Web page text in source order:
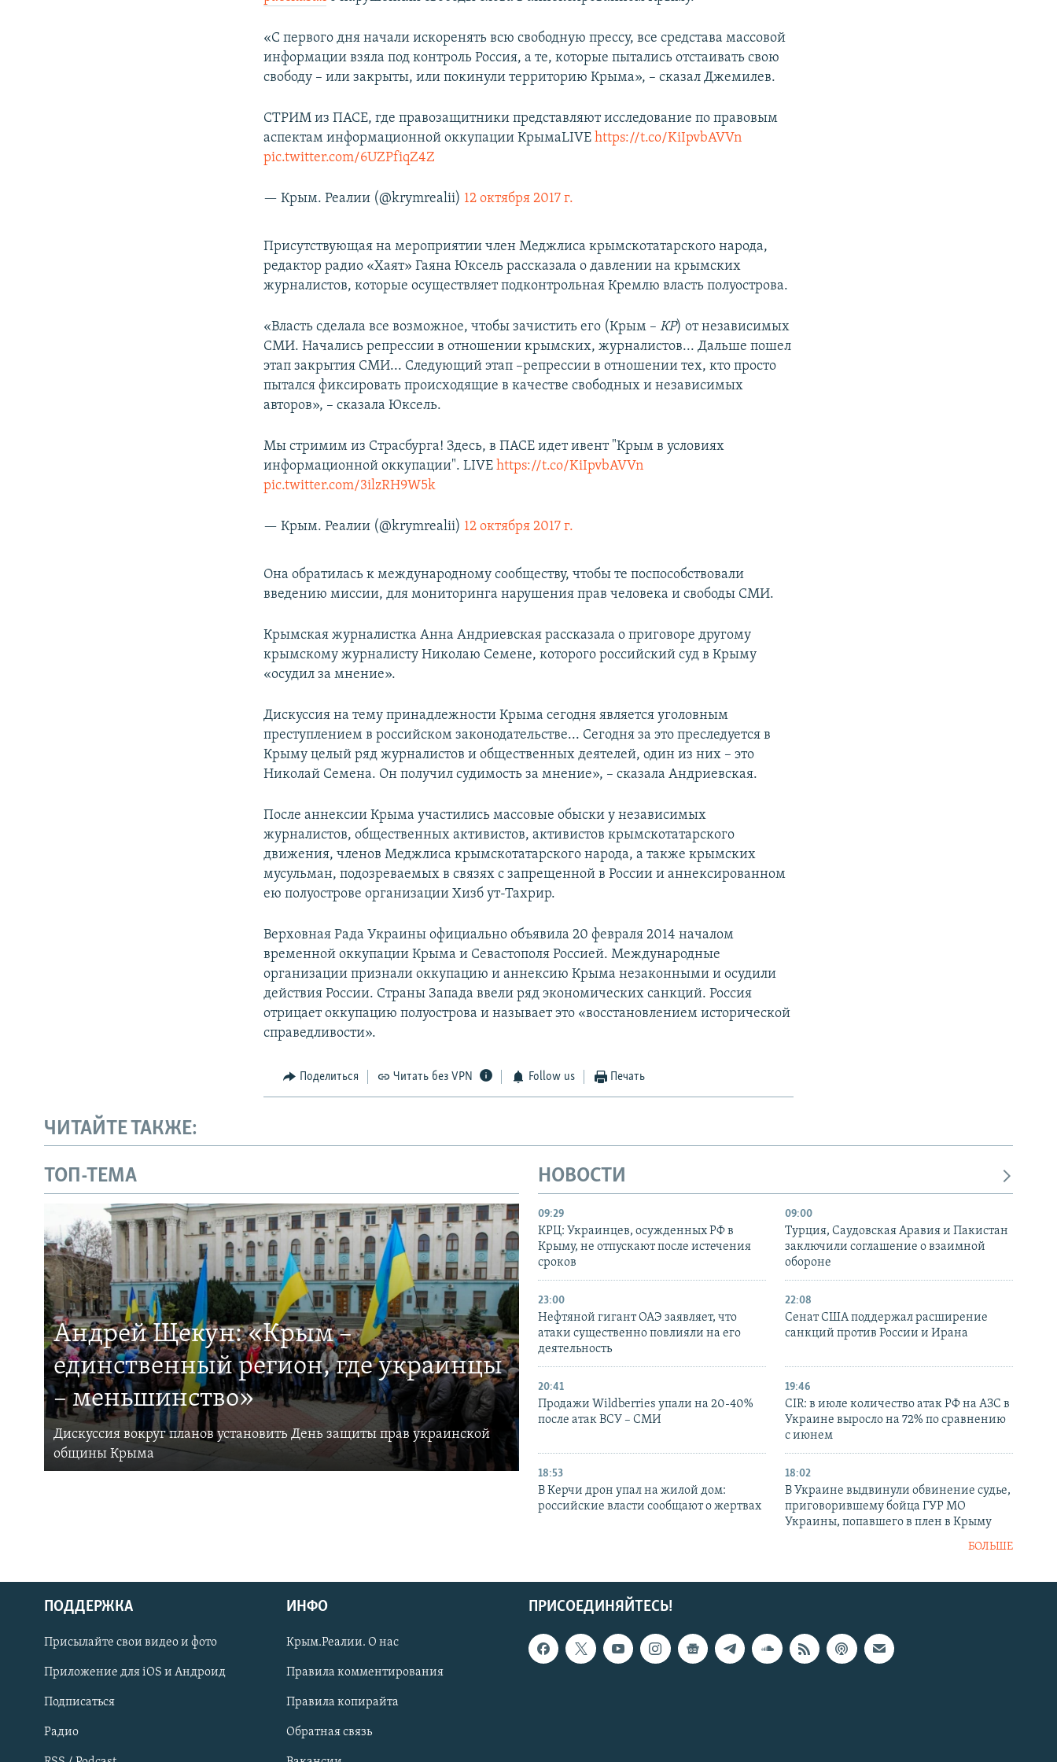
Українською
Qırımtatar
ПРИСОЕДИНЯЙТЕСЬ!
«С первого дня начали искоренять всю свободную прессу, все средстава массовой
информации взяла под контроль Россия, а те, которые пытались отстаивать свою
свободу – или закрыты, или покинули территорию Крыма», – сказал Джемилев.
СТРИМ из ПАСЕ, где правозащитники представляют исследование по правовым
аспектам информационной оккупации КрымаLIVEhttps://t.co/KiIpvbAVVn
pic.twitter.com/6UZPfiqZ4Z
— Крым. Реалии (@krymrealii) 12 октября 2017 г.
Присутствующая на мероприятии член Меджлиса крымскотатарского народа,
редактор радио «Хаят» Гаяна Юксель рассказала о давлении на крымских
журналистов, которые осуществляет подконтрольная Кремлю власть полуострова.
«Власть сделала все возможное, чтобы зачистить его (Крым –КР) от независимых
СМИ. Начались репрессии в отношении крымских, журналистов... Дальше пошел
этап закрытия СМИ... Следующий этап –репрессии в отношении тех, кто просто
пытался фиксировать происходящие в качестве свободных и независимых
авторов», – сказала Юксель.
Мы стримим из Страсбурга! Здесь, в ПАСЕ идет ивент "Крым в условиях
информационной оккупации". LIVEhttps://t.co/KiIpvbAVVn
pic.twitter.com/3ilzRH9W5k
— Крым. Реалии (@krymrealii) 12 октября 2017 г.
Она обратилась к международному сообществу, чтобы те поспособствовали
введению миссии, для мониторинга нарушения прав человека и свободы СМИ.
Крымская журналистка Анна Андриевская рассказала о приговоре другому
крымскому журналисту Николаю Семене, которого российский суд в Крыму
«осудил за мнение».
Дискуссия на тему принадлежности Крыма сегодня является уголовным
преступлением в российском законодательстве... Сегодня за это преследуется в
Крыму целый ряд журналистов и общественных деятелей, один из них – это
Николай Семена. Он получил судимость за мнение», – сказала Андриевская.
После аннексии Крыма участились массовые обыски у независимых
журналистов, общественных активистов, активистов крымскотатарского
движения, членов Меджлиса крымскотатарского народа, а также крымских
мусульман, подозреваемых в связях с запрещенной в России и аннексированном
ею полуострове организации Хизб ут-Тахрир.
Верховная Рада Украины официально объявила 20 февраля 2014 началом
временной оккупации Крыма и Севастополя Россией. Международные
организации признали оккупацию и аннексию Крыма незаконными и осудили
действия России. Страны Запада ввели ряд экономических санкций. Россия
отрицает оккупацию полуострова и называет это «восстановлением исторической
справедливости».
Поделиться Читать без VPN Follow us Печать
ЧИТАЙТЕ ТАКЖЕ:
ТОП-ТЕМА
Андрей Щекун: «Крым –
единственный регион, где украинцы
– меньшинство»
Дискуссия вокруг планов установить День защиты прав украинской
общины Крыма
НОВОСТИ
09:29
КРЦ: Украинцев, осужденных РФ в
Крыму, не отпускают после истечения
сроков
09:00
Турция, Саудовская Аравия и Пакистан
заключили соглашение о взаимной
обороне
23:00
Нефтяной гигант ОАЭ заявляет, что
атаки существенно повлияли на его
деятельность
22:08
Сенат США поддержал расширение
санкций против России и Ирана
20:41
Продажи Wildberries упали на 20-40%
после атак ВСУ – СМИ
19:46
CIR: в июле количество атак РФ на АЗС в
Украине выросло на 72% по сравнению
с июнем
18:53
В Керчи дрон упал на жилой дом:
российские власти сообщают о жертвах
18:02
В Украине выдвинули обвинение судье,
приговорившему бойца ГУР МО
Украины, попавшего в плен в Крыму
БОЛЬШЕ
ПРИСОЕДИНЯЙТЕСЬ!
ПОДДЕРЖКА
Присылайте свои видео и фото
Приложение для iOS и Андроид
Подписаться
Радио
ИНФО
Крым.Реалии. О нас
Правила комментирования
Правила копирайта
Обратная связь